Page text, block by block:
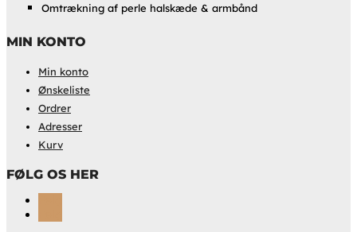
Omtrækning af perle halskæde & armbånd
MIN KONTO
Min konto
Ønskeliste
Ordrer
Adresser
Kurv
FØLG OS HER